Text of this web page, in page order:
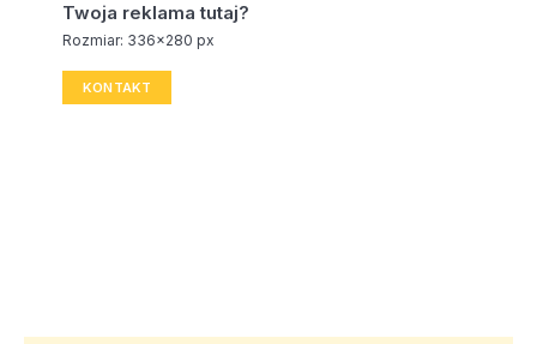
Twoja reklama tutaj?
Rozmiar: 336x280 px
KONTAKT